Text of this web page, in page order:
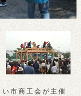
市商工会が主催